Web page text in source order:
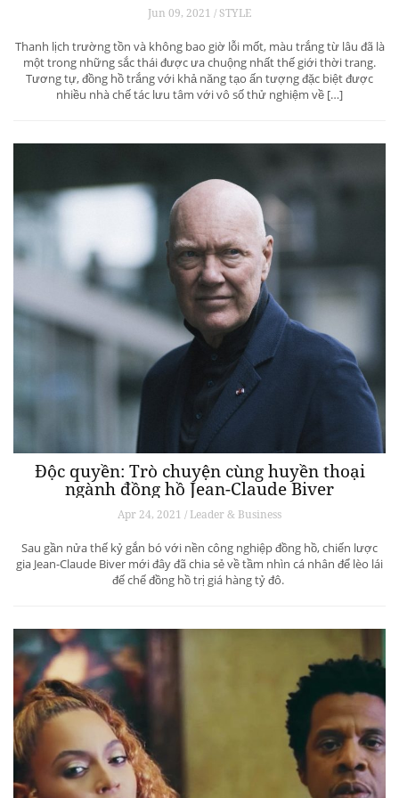
Jun 09, 2021 / STYLE
Thanh lịch trường tồn và không bao giờ lỗi mốt, màu trắng từ lâu đã là
một trong những sắc thái được ưa chuộng nhất thế giới thời trang.
Tương tự, đồng hồ trắng với khả năng tạo ấn tượng đặc biệt được
nhiều nhà chế tác lưu tâm với vô số thử nghiệm về […]
Độc quyền: Trò chuyện cùng huyền thoại
ngành đồng hồ Jean-Claude Biver
Apr 24, 2021 / Leader & Business
Sau gần nửa thế kỷ gắn bó với nền công nghiệp đồng hồ, chiến lược
gia Jean-Claude Biver mới đây đã chia sẻ về tầm nhìn cá nhân để lèo lái
đế chế đồng hồ trị giá hàng tỷ đô.